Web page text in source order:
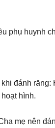
phụ huynh
đánh răng:
hình.
mẹ nên